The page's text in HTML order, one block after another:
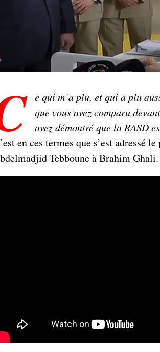
e qui m’a plu, et qui a plu
que vous avez comparu
avez démontré que la RASD
en ces termes que s’est adressé
Tebboune à Brahim Ghali.